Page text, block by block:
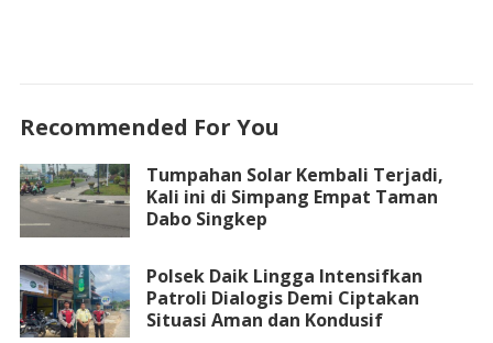
Recommended For You
Tumpahan Solar Kembali Terjadi,
Kali ini di Simpang Empat Taman
Dabo Singkep
Polsek Daik Lingga Intensifkan
Patroli Dialogis Demi Ciptakan
Situasi Aman dan Kondusif